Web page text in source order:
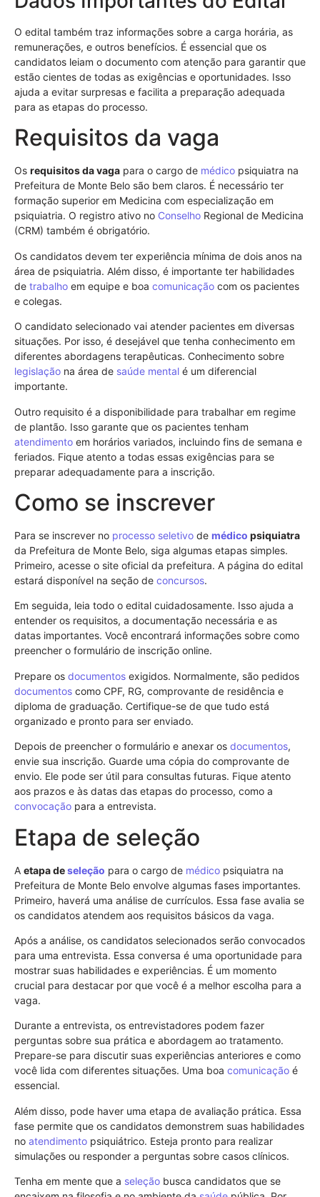
O edital também traz informações sobre a carga horária, as
remunerações, e outros benefícios. É essencial que os
candidatos leiam o documento com atenção para garantir que
estão cientes de todas as exigências e oportunidades. Isso
ajuda a evitar surpresas e facilita a preparação adequada
para as etapas do processo.
Requisitos da vaga
Os requisitos da vaga para o cargo de médico psiquiatra na
Prefeitura de Monte Belo são bem claros. É necessário ter
formação superior em Medicina com especialização em
psiquiatria. O registro ativo no Conselho Regional de Medicina
(CRM) também é obrigatório.
Os candidatos devem ter experiência mínima de dois anos na
área de psiquiatria. Além disso, é importante ter habilidades
de trabalho em equipe e boa comunicação com os pacientes
e colegas.
O candidato selecionado vai atender pacientes em diversas
situações. Por isso, é desejável que tenha conhecimento em
diferentes abordagens terapêuticas. Conhecimento sobre
legislação na área de saúde mental é um diferencial
importante.
Outro requisito é a disponibilidade para trabalhar em regime
de plantão. Isso garante que os pacientes tenham
atendimento em horários variados, incluindo fins de semana e
feriados. Fique atento a todas essas exigências para se
preparar adequadamente para a inscrição.
Como se inscrever
Para se inscrever no processo seletivo de médico psiquiatra
da Prefeitura de Monte Belo, siga algumas etapas simples.
Primeiro, acesse o site oficial da prefeitura. A página do edital
estará disponível na seção de concursos.
Em seguida, leia todo o edital cuidadosamente. Isso ajuda a
entender os requisitos, a documentação necessária e as
datas importantes. Você encontrará informações sobre como
preencher o formulário de inscrição online.
Prepare os documentos exigidos. Normalmente, são pedidos
documentos como CPF, RG, comprovante de residência e
diploma de graduação. Certifique-se de que tudo está
organizado e pronto para ser enviado.
Depois de preencher o formulário e anexar os documentos,
envie sua inscrição. Guarde uma cópia do comprovante de
envio. Ele pode ser útil para consultas futuras. Fique atento
aos prazos e às datas das etapas do processo, como a
convocação para a entrevista.
Etapa de seleção
A etapa deseleção para o cargo de médico psiquiatra na
Prefeitura de Monte Belo envolve algumas fases importantes.
Primeiro, haverá uma análise de currículos. Essa fase avalia se
os candidatos atendem aos requisitos básicos da vaga.
Após a análise, os candidatos selecionados serão convocados
para uma entrevista. Essa conversa é uma oportunidade para
mostrar suas habilidades e experiências. É um momento
crucial para destacar por que você é a melhor escolha para a
vaga.
Durante a entrevista, os entrevistadores podem fazer
perguntas sobre sua prática e abordagem ao tratamento.
Prepare-se para discutir suas experiências anteriores e como
você lida com diferentes situações. Uma boa comunicação é
essencial.
Além disso, pode haver uma etapa de avaliação prática. Essa
fase permite que os candidatos demonstrem suas habilidades
no atendimento psiquiátrico. Esteja pronto para realizar
simulações ou responder a perguntas sobre casos clínicos.
Tenha em mente que a seleção busca candidatos que se